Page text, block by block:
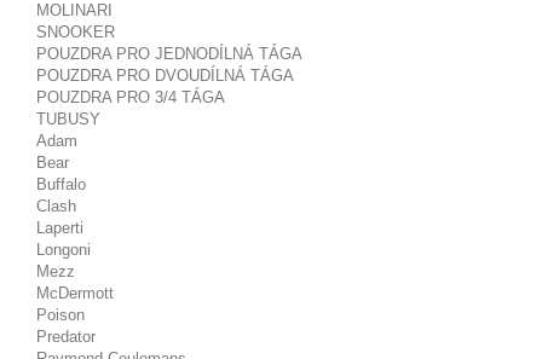
MOLINARI
SNOOKER
POUZDRA PRO JEDNODÍLNÁ TÁGA
POUZDRA PRO DVOUDÍLNÁ TÁGA
POUZDRA PRO 3/4 TÁGA
TUBUSY
Adam
Bear
Buffalo
Clash
Laperti
Longoni
Mezz
McDermott
Poison
Predator